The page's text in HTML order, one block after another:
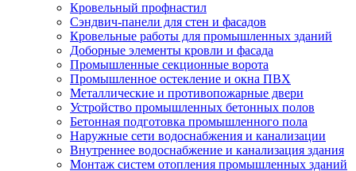
Кровельный профнастил
Сэндвич-панели для стен и фасадов
Кровельные работы для промышленных зданий
Доборные элементы кровли и фасада
Промышленные секционные ворота
Промышленное остекление и окна ПВХ
Металлические и противопожарные двери
Устройство промышленных бетонных полов
Бетонная подготовка промышленного пола
Наружные сети водоснабжения и канализации
Внутреннее водоснабжение и канализация здания
Монтаж систем отопления промышленных зданий